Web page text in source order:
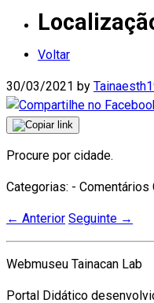
Voltar
30/03/2021 by
Procure por cidade.
Categorias: - Comentários
← Anterior Seguinte →
Webmuseu Tainacan Lab
Portal Didático